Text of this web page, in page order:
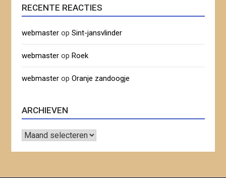
RECENTE REACTIES
webmaster opSint-jansvlinder
webmaster opRoek
webmaster opOranje zandoogje
ARCHIEVEN
Archieven